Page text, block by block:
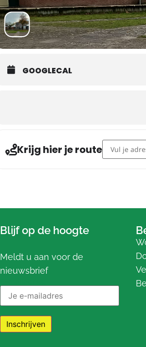
GOOGLECAL
Krijg hier je routeAddress -
Blijf op de hoogte
Meldt u aan voor de
nieuwsbrief